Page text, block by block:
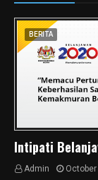
BERITA
Intipati
Admin